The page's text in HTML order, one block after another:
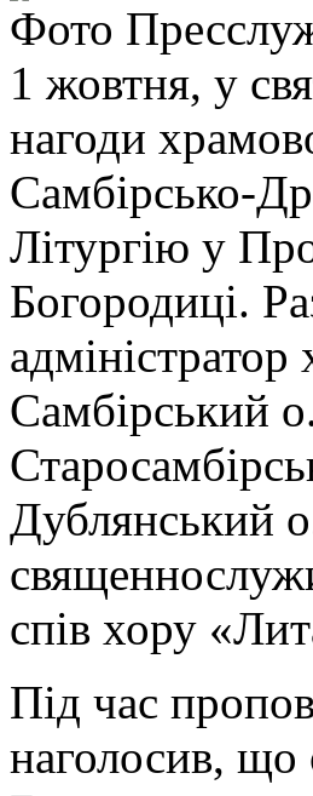
Фото
1 жовтня, у
нагоди
Самбірсько-
Літургію у
Богородиці.
Самбірський
Дублянський
спів хору
Під час
наголосив, що